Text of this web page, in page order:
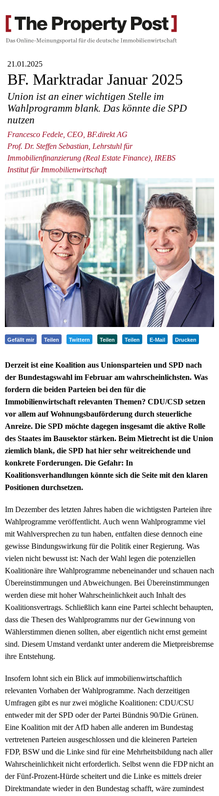
21.01.2025
BF. Marktradar Januar 2025
Union ist an einer wichtigen Stelle im
Wahlprogramm blank. Das könnte die SPD
nutzen
Francesco Fedele, CEO, BF.direkt AG
Prof. Dr. Steffen Sebastian, Lehrstuhl für
Immobilienfinanzierung (Real Estate Finance), IREBS
Institut für Immobilienwirtschaft
Gefällt mir Teilen Twittern Teilen Teilen E-Mail Drucken
Derzeit ist eine Koalition aus Unionsparteien und SPD nach
der Bundestagswahl im Februar am wahrscheinlichsten. Was
fordern die beiden Parteien bei den für die
Immobilienwirtschaft relevanten Themen? CDU/CSD setzen
vor allem auf Wohnungsbauförderung durch steuerliche
Anreize. Die SPD möchte dagegen insgesamt die aktive Rolle
des Staates im Bausektor stärken. Beim Mietrecht ist die Union
ziemlich blank, die SPD hat hier sehr weitreichende und
konkrete Forderungen. Die Gefahr: In
Koalitionsverhandlungen könnte sich die Seite mit den klaren
Positionen durchsetzen.
Im Dezember des letzten Jahres haben die wichtigsten Parteien ihre
Wahlprogramme veröffentlicht. Auch wenn Wahlprogramme viel
mit Wahlversprechen zu tun haben, entfalten diese dennoch eine
gewisse Bindungswirkung für die Politik einer Regierung. Was
vielen nicht bewusst ist: Nach der Wahl legen die potenziellen
Koalitionäre ihre Wahlprogramme nebeneinander und schauen nach
Übereinstimmungen und Abweichungen. Bei Übereinstimmungen
werden diese mit hoher Wahrscheinlichkeit auch Inhalt des
Koalitionsvertrags. Schließlich kann eine Partei schlecht behaupten,
dass die Thesen des Wahlprogramms nur der Gewinnung von
Wählerstimmen dienen sollten, aber eigentlich nicht ernst gemeint
sind. Diesem Umstand verdankt unter anderem die Mietpreisbremse
ihre Entstehung.
Insofern lohnt sich ein Blick auf immobilienwirtschaftlich
relevanten Vorhaben der Wahlprogramme. Nach derzeitigen
Umfragen gibt es nur zwei mögliche Koalitionen: CDU/CSU
entweder mit der SPD oder der Partei Bündnis 90/Die Grünen.
Eine Koalition mit der AfD haben alle anderen im Bundestag
vertretenen Parteien ausgeschlossen und die kleineren Parteien
FDP, BSW und die Linke sind für eine Mehrheitsbildung nach aller
Wahrscheinlichkeit nicht erforderlich. Selbst wenn die FDP nicht an
der Fünf-Prozent-Hürde scheitert und die Linke es mittels dreier
Direktmandate wieder in den Bundestag schafft, wäre zumindest